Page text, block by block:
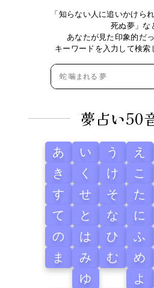
「知らない人に追いかけら
死ぬ夢」な
あなたが見た印象的だ
キーワードを入力して検索
夢占い50
あ い う え
き
く け こ
す
せ そ た
て
と な に
の
は ひ ふ
ま
み む め
ゆ
よ